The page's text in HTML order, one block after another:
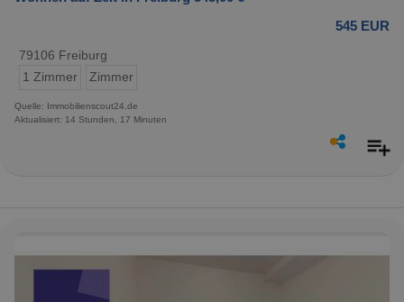
545 EUR
79106 Freiburg
1 Zimmer
Zimmer
Quelle: Immobilienscout24.de
Aktualisiert: 14 Stunden, 17 Minuten